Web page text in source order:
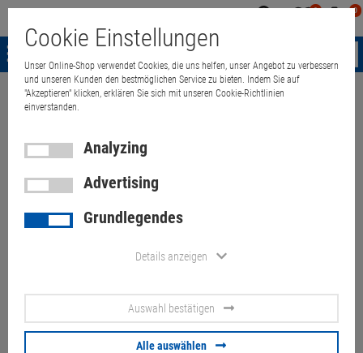
0 0
Menü
Weiter einkaufen
ASUS Prime B360M-C G5400
3,7GHz 8GB 256GB M.2
(Gehäusedelle)
56.90 €
Cookie Einstellungen
Unser Online-Shop verwendet Cookies, die uns helfen, unser Angebot zu verbessern
und unseren Kunden den bestmöglichen Service zu bieten. Indem Sie auf
"Akzeptieren" klicken, erklären Sie sich mit unseren Cookie-Richtlinien
einverstanden.
Analyzing
Advertising
Grundlegendes
Details anzeigen
Auswahl bestätigen
Alle auswählen